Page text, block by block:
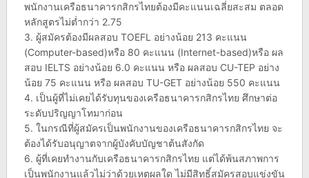
พนักงานเครือธนาคารกสิกรไทยต้องมีคะแนนเฉลี่ยสะสม ตลอด
หลักสูตรไม่ต่ำกว่า 2.75
3. ผู้สมัครต้องมีผลสอบ TOEFL อย่างน้อย 213 คะแนน
(Computer-based)หรือ 80 คะแนน (Internet-based)หรือ ผล
สอบ IELTS อย่างน้อย 6.0 คะแนน หรือ ผลสอบ CU-TEP อย่าง
น้อย 75 คะแนน หรือ ผลสอบ TU-GET อย่างน้อย 550 คะแนน
4. เป็นผู้ที่ไม่เคยได้รับทุนของเครือธนาคารกสิกรไทย ศึกษาต่อ
ระดับปริญญาโทมาก่อน
5. ในกรณีที่ผู้สมัครเป็นพนักงานของเครือธนาคารกสิกรไทย จะ
ต้องได้รับอนุญาตจากผู้บังคับบัญชาต้นสังกัด
6. ผู้ที่เคยทำงานกับเครือธนาคารกสิกรไทย แต่ได้พ้นสภาพการ
เป็นพนักงานแล้วไม่ว่าด้วยเหตุผลใด ไม่มีสิทธิ์สมัครสอบแข่งขัน